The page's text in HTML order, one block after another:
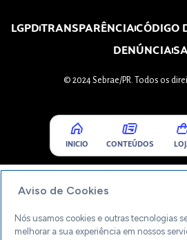
LGPDTRANSPARÊNCIACÓDIGO
DENÚNCIA
© 2024 Sebrae/PR. Todos os
INICIO CONTEÚDOS
Aviso de Cookies
Nós usamos cookies e outras tecnologias
melhorar a sua experiência em nossos